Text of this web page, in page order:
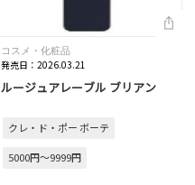
コスメ・化粧品
発売日：2026.03.21
ルージュアレーブル ブリアン
クレ・ド・ポー ボーテ
5000円～9999円